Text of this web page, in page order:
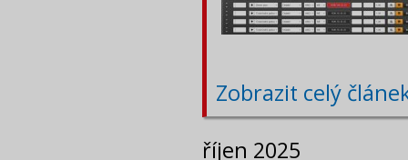
Zobrazit celý
říjen 2025